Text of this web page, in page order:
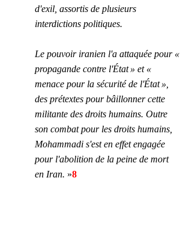
d'exil, assortis de plusieurs
interdictions politiques.
Le pouvoir iranien l'a attaquée pour «
propagande contre l'État » et «
menace pour la sécurité de l'État »,
des prétextes pour bâillonner cette
militante des droits humains. Outre
son combat pour les droits humains,
Mohammadi s'est en effet engagée
pour l'abolition de la peine de mort
en Iran. »8